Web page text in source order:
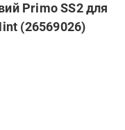
Primo SS2 для
(26569026)